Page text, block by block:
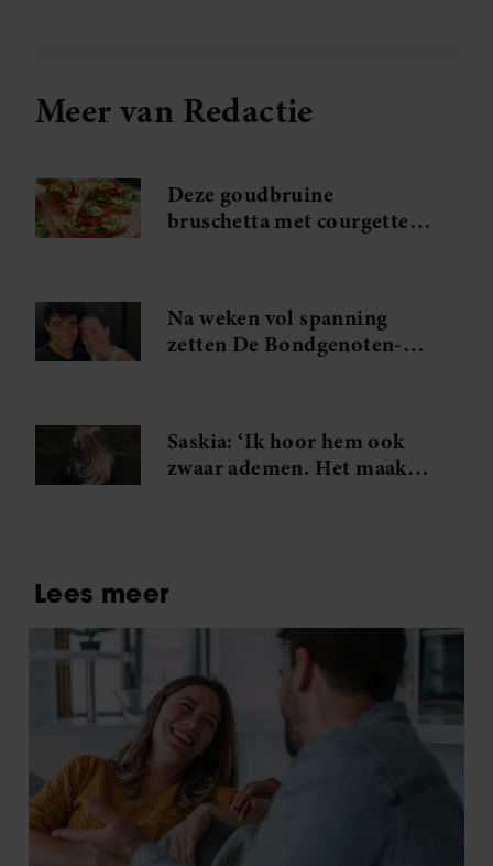
Meer van Redactie
Deze goudbruine
bruschetta met courgette
Na weken vol spanning
zetten De Bondgenoten-
Saskia: ‘Ik hoor hem ook
zwaar ademen. Het maakt